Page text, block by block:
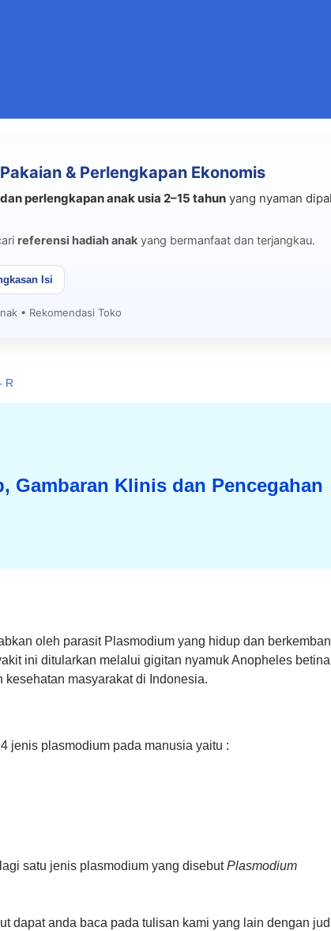
& Perlengkapan Ekonomis
perlengkapan anak usia 2–15 tahun yang nyaman
referensi hadiah anak yang bermanfaat dan terjangkau.
Isi
• Rekomendasi Toko
R
Gambaran Klinis dan Pencegahan
oleh parasit Plasmodium yang hidup dan
ini ditularkan melalui gigitan nyamuk Anopheles
masyarakat di Indonesia.
jenis plasmodium pada manusia yaitu :
satu jenis plasmodium yang disebutPlasmodium
dapat anda baca pada tulisan kami yang lain dengan